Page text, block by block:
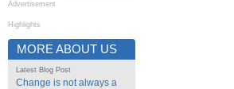
Advertisement
Highlights
MORE ABOUT US
Latest Blog Post
Change is not always a